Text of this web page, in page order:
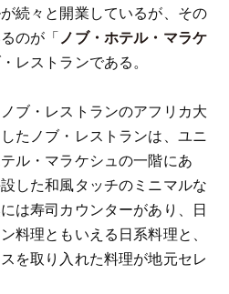
続々と開業しているが、その
のが「ノブ・ホテル・マラケ
レストランである。
ブ・レストランのアフリカ大
たノブ・レストランは、ユニ
ル・マラケシュの一階にあ
した和風タッチのミニマルな
は寿司カウンターがあり、日
料理ともいえる日系料理と、
を取り入れた料理が地元セレ